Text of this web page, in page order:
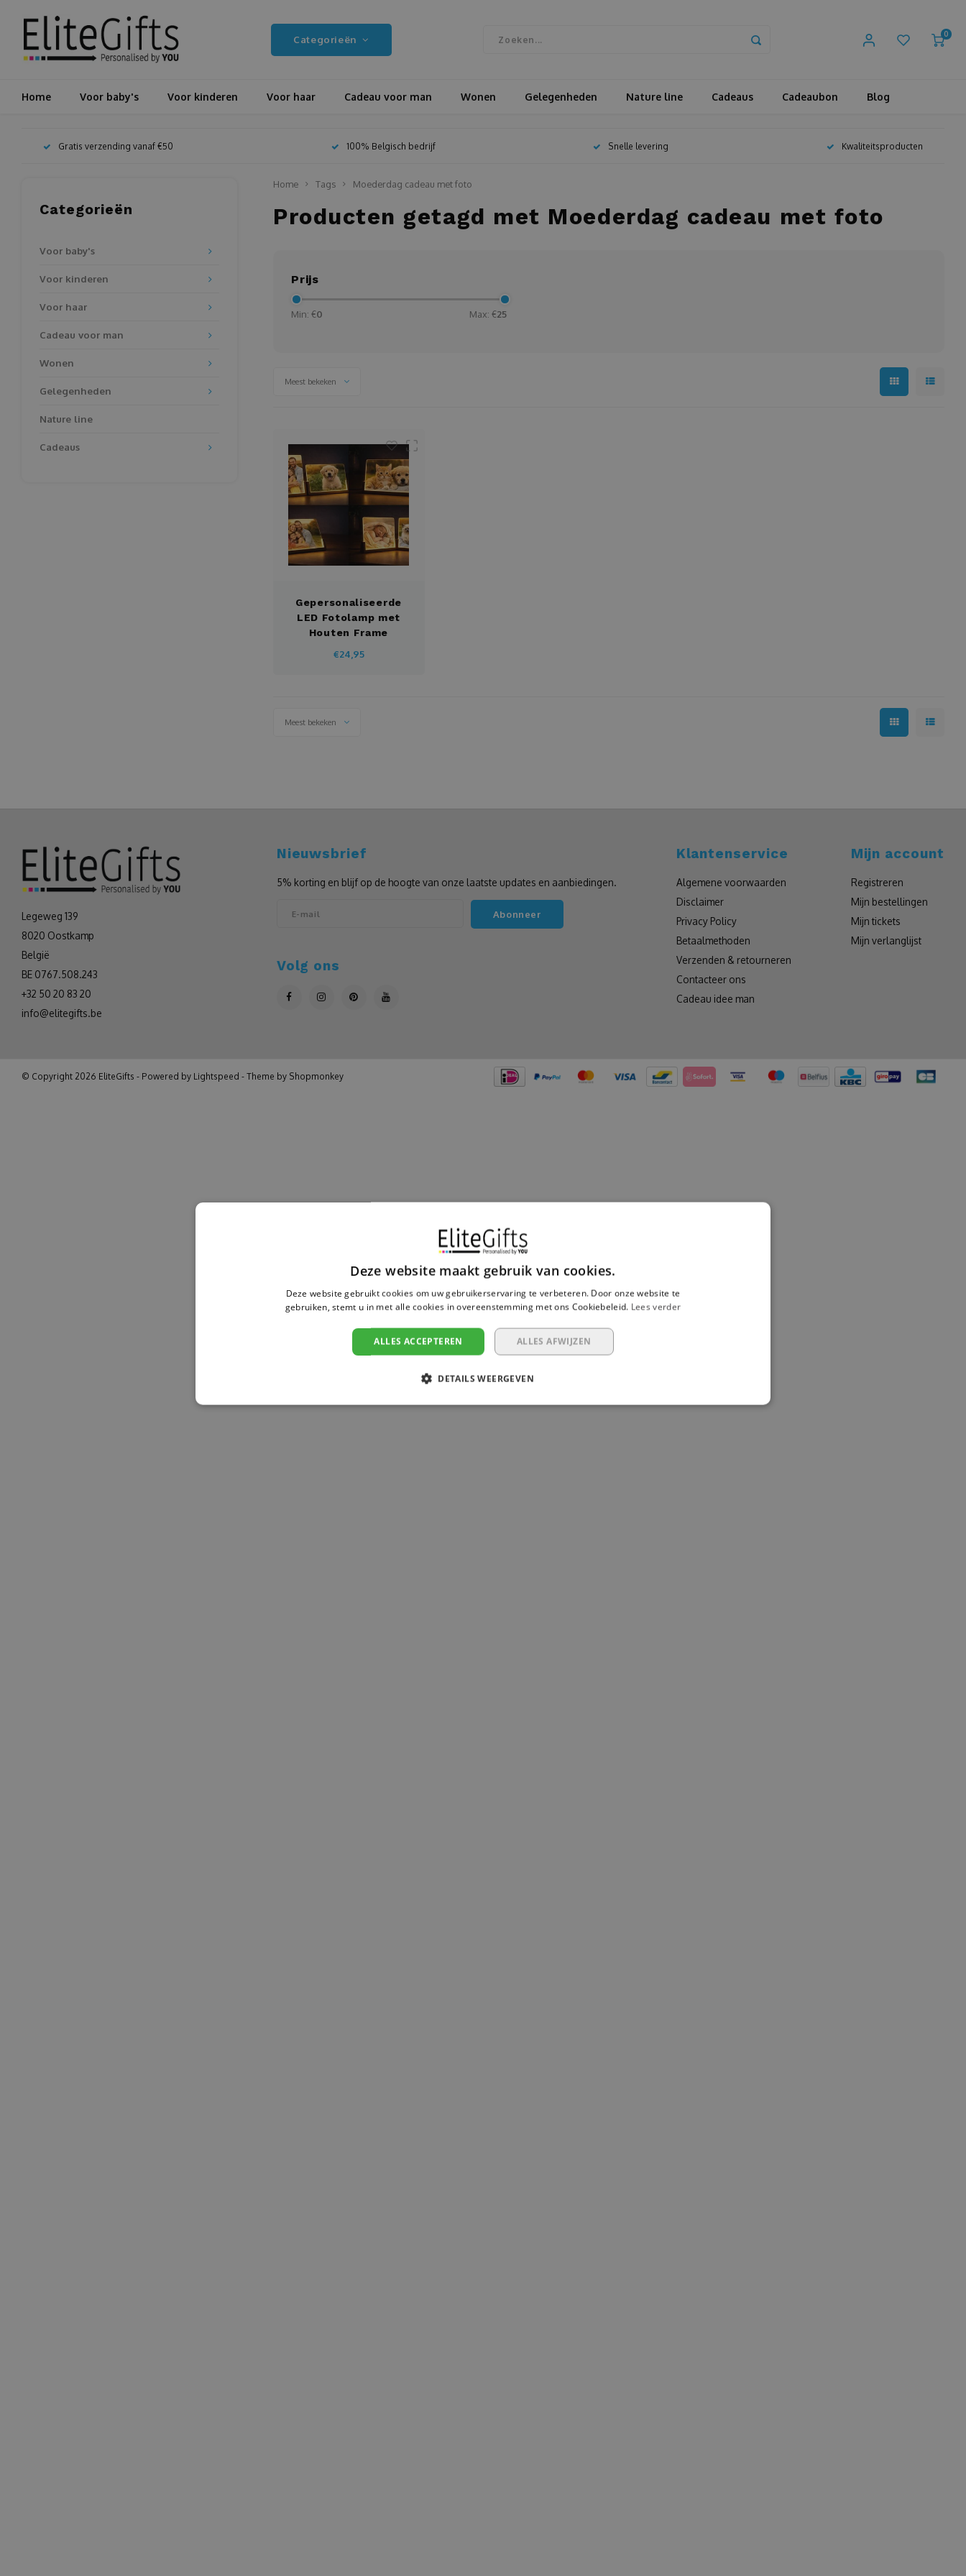
Categorieën 0
Home Voor baby's Voor kinderen Voor haar Cadeau voor man Wonen Gelegenheden Nature line Cadeaus Cadeaubon Blog
Gratis verzending vanaf €50 100% Belgisch bedrijf Snelle levering Kwaliteitsproducten
Categorieën
Voor baby's
Voor kinderen
Voor haar
Cadeau voor man
Wonen
Gelegenheden
Nature line
Cadeaus
Home Tags Moederdag cadeau met foto
Producten getagd met Moederdag cadeau met foto
Prijs
Min: €0 Max: €25
Meest bekeken
Gepersonaliseerde
LED Fotolamp met
Houten Frame
€24,95
Meest bekeken
Legeweg 139
8020 Oostkamp
België
BE 0767.508.243
+32 50 20 83 20
info@elitegifts.be
Nieuwsbrief
5% korting en blijf op de hoogte van onze laatste updates en aanbiedingen.
Abonneer
Volg ons
Klantenservice
Algemene voorwaarden
Disclaimer
Privacy Policy
Betaalmethoden
Verzenden & retourneren
Contacteer ons
Cadeau idee man
Mijn account
Registreren
Mijn bestellingen
Mijn tickets
Mijn verlanglijst
© Copyright 2026 EliteGifts - Powered by Lightspeed - Theme by Shopmonkey
Deze website maakt gebruik van cookies.
Deze website gebruikt cookies om uw gebruikerservaring te verbeteren. Door onze website te
gebruiken, stemt u in met alle cookies in overeenstemming met ons Cookiebeleid. Lees verder
ALLES ACCEPTEREN ALLES AFWIJZEN
DETAILS WEERGEVEN